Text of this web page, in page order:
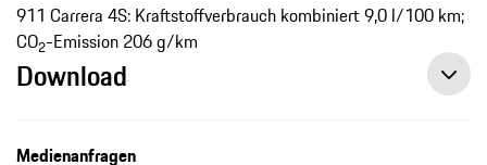
911 Carrera 4S: Kraftstoffverbrauch kombiniert 9,0 l/100 km;
CO2-Emission 206 g/km
Download
Medienanfragen